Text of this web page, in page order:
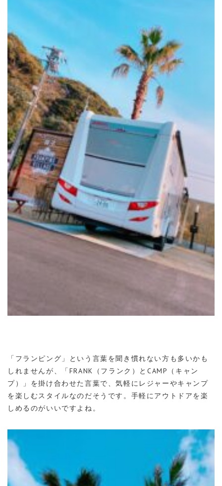
「フランピング」という言葉を聞き慣れない方も多いかも
しれませんが、「FRANK（フランク）とCAMP（キャン
プ）」を掛け合わせた言葉で、気軽にレジャーやキャンプ
を楽しむスタイルなのだそうです。手軽にアウトドアを楽
しめるのがいいですよね。